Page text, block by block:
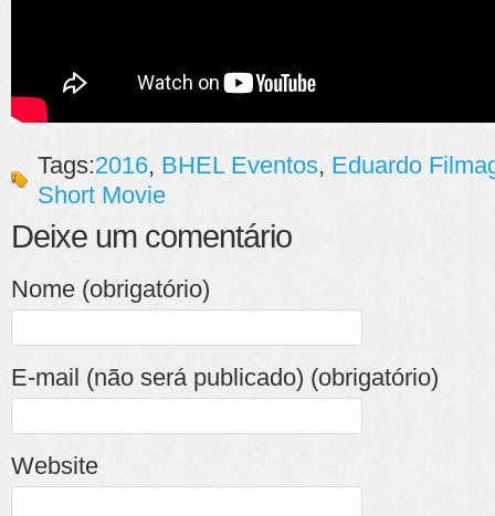
Tags:2016, BHEL Eventos, Eduardo
Short Movie
Deixe um comentário
Nome (obrigatório)
E-mail (não será publicado) (obrigatório)
Website